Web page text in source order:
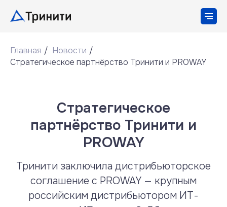
Главная / Новости /
Стратегическое партнёрство Тринити и PROWAY
Стратегическое
партнёрство Тринити и
PROWAY
Тринити заключила дистрибьюторское
соглашение с PROWAY — крупным
российским дистрибьютором ИТ-